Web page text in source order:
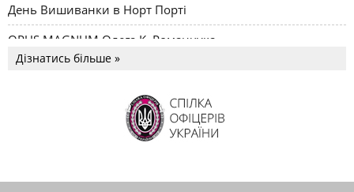
День Вишиванки в Норт Порті
OPUS MAGNUM Олега К. Романчука
Дізнатись більше »